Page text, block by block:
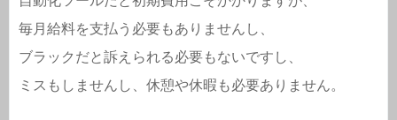
毎月給料を支払う必要もありませんし、
ブラックだと訴えられる必要もないですし、
ミスもしませんし、休憩や休暇も必要ありません。